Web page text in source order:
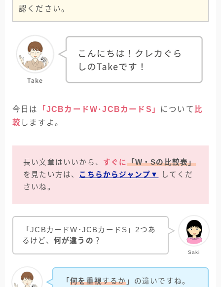
認ください。
今日は 「JCBカードW･JCBカードS」 について 比
較 しますよ。
長い文章はいいから、 すぐに 「W・Sの比較表」
を見たい方は、 こちらからジャンプ▼
してくだ
さいね。
Saki
「JCBカードW･JCBカードS」2つあ
るけど、 何が違うの ？
「何を重視するか」の違いですね。